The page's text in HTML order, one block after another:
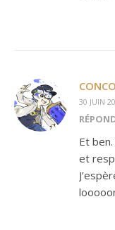
30 JUIN
Et
et